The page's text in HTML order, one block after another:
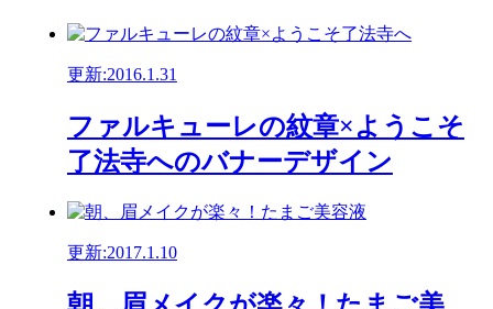
更新:2016.1.31
ファルキューレの紋章×ようこそ
了法寺へのバナーデザイン
更新:2017.1.10